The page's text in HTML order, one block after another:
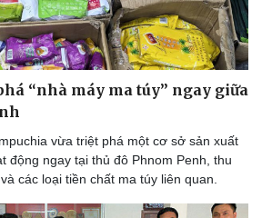
Ô tô - Xe máy
Ô tô
Tư vấn
“nhà máy ma túy” ngay giữa
vừa triệt phá một cơ sở sản xuất
động ngay tại thủ đô Phnom Penh, thu
các loại tiền chất ma túy liên quan.